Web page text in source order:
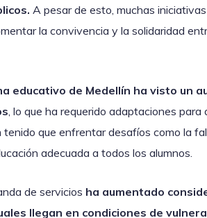
A pesar de esto, muchas
la convivencia y la solidaridad
educativo de Medellín ha visto un
, lo que ha requerido adaptaciones para
que enfrentar desafíos como la
adecuada a todos los alumnos.
de servicios ha aumentado
llegan en condiciones de